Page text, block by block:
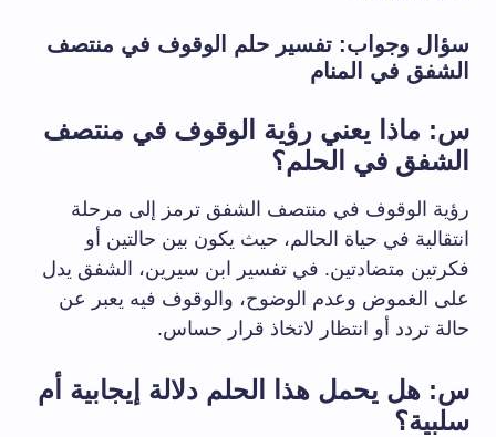
سؤال وجواب: تفسير حلم الوقوف في منتصف
الشفق في المنام
س: ماذا يعني رؤية الوقوف في منتصف
الشفق في الحلم؟
رؤية الوقوف في منتصف الشفق ترمز إلى مرحلة
انتقالية في حياة الحالم، حيث يكون بين حالتين أو
فكرتين متضادتين. في تفسير ابن سيرين، الشفق يدل
على الغموض وعدم الوضوح، والوقوف فيه يعبر عن
حالة تردد أو انتظار لاتخاذ قرار حساس.
س: هل يحمل هذا الحلم دلالة إيجابية أم
سلبية؟